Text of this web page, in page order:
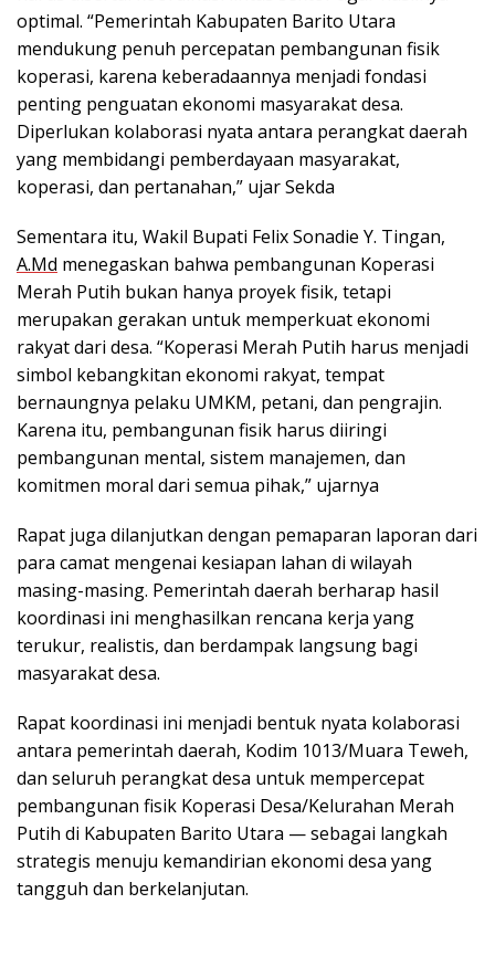
optimal. “Pemerintah Kabupaten Barito Utara
mendukung penuh percepatan pembangunan fisik
koperasi, karena keberadaannya menjadi fondasi
penting penguatan ekonomi masyarakat desa.
Diperlukan kolaborasi nyata antara perangkat daerah
yang membidangi pemberdayaan masyarakat,
koperasi, dan pertanahan,” ujar Sekda
Sementara itu, Wakil Bupati Felix Sonadie Y. Tingan,
A.Md menegaskan bahwa pembangunan Koperasi
Merah Putih bukan hanya proyek fisik, tetapi
merupakan gerakan untuk memperkuat ekonomi
rakyat dari desa. “Koperasi Merah Putih harus menjadi
simbol kebangkitan ekonomi rakyat, tempat
bernaungnya pelaku UMKM, petani, dan pengrajin.
Karena itu, pembangunan fisik harus diiringi
pembangunan mental, sistem manajemen, dan
komitmen moral dari semua pihak,” ujarnya
Rapat juga dilanjutkan dengan pemaparan laporan dari
para camat mengenai kesiapan lahan di wilayah
masing-masing. Pemerintah daerah berharap hasil
koordinasi ini menghasilkan rencana kerja yang
terukur, realistis, dan berdampak langsung bagi
masyarakat desa.
Rapat koordinasi ini menjadi bentuk nyata kolaborasi
antara pemerintah daerah, Kodim 1013/Muara Teweh,
dan seluruh perangkat desa untuk mempercepat
pembangunan fisik Koperasi Desa/Kelurahan Merah
Putih di Kabupaten Barito Utara — sebagai langkah
strategis menuju kemandirian ekonomi desa yang
tangguh dan berkelanjutan.